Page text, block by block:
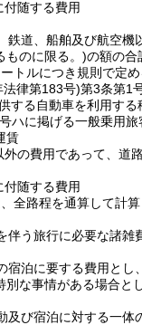
付随する費用
鉄道、船舶及び航空
ものに限る。)の額の合
トルにつき規則で定め
律第183号)第3条第1
する自動車を利用する
ハに掲げる一般乗用
賃
外の費用であって、道
付随する費用
全路程を通算して計
伴う旅行に必要な諸雑
宿泊に要する費用とし
な事情がある場合と
及び宿泊に対する一